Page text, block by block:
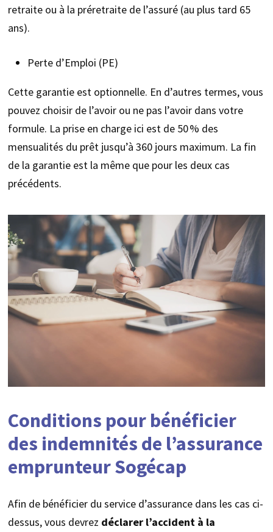
retraite ou à la préretraite de l’assuré (au plus tard 65
ans).
Perte d’Emploi (PE)
Cette garantie est optionnelle. En d’autres termes, vous
pouvez choisir de l’avoir ou ne pas l’avoir dans votre
formule. La prise en charge ici est de 50 % des
mensualités du prêt jusqu’à 360 jours maximum. La fin
de la garantie est la même que pour les deux cas
précédents.
Conditions pour bénéficier
des indemnités de l’assurance
emprunteur Sogécap
Afin de bénéficier du service d’assurance dans les cas ci-
dessus, vous devrez déclarer l’accident à la